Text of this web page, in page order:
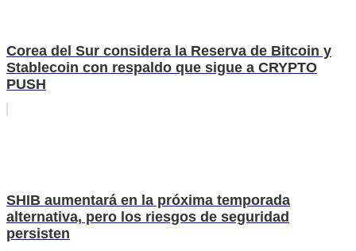
Corea del Sur considera la Reserva de Bitcoin y
Stablecoin con respaldo que sigue a CRYPTO
PUSH
SHIB aumentará en la próxima temporada
alternativa, pero los riesgos de seguridad
persisten